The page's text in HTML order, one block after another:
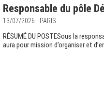
Responsable du pôle
13/07/2026 - PARIS
RÉSUMÉ DU POSTESous la
aura pour mission d’organiser et